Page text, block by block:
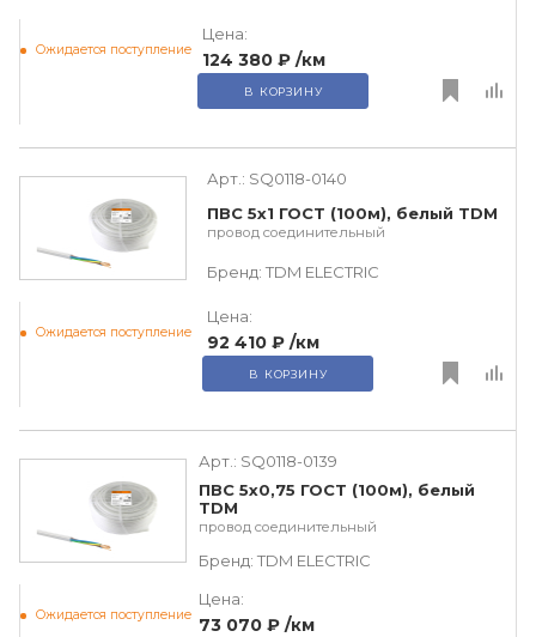
Ожидается поступление
Цена:
124 380 ₽ /км
В КОРЗИНУ
Арт.: SQ0118-0140
ПВС 5х1 ГОСТ (100м), белый TDM
провод соединительный
Бренд:TDM ЕLECTRIC
Ожидается поступление
Цена:
92 410 ₽ /км
В КОРЗИНУ
Арт.: SQ0118-0139
ПВС 5х0,75 ГОСТ (100м), белый
TDM
провод соединительный
Бренд: TDM ЕLECTRIC
Ожидается поступление
Цена:
73 070 ₽ /км